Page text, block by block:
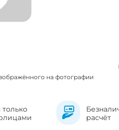
на фотографии
расчёт